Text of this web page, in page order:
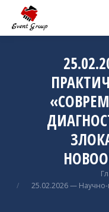
25.02.2026 —